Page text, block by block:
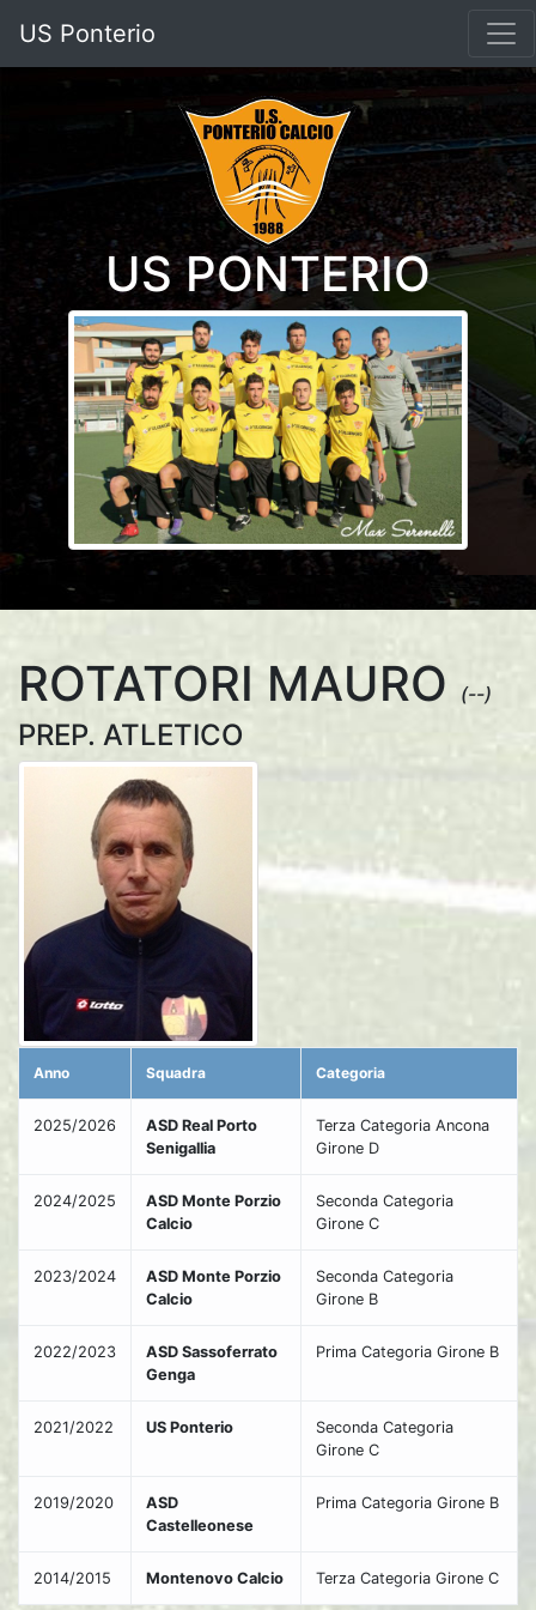
US Ponterio
US PONTERIO
ROTATORI MAURO (--)
PREP. ATLETICO
Anno Squadra Categoria
2025/2026
ASD Real Porto
Senigallia
Terza Categoria Ancona
Girone D
2024/2025
ASD Monte Porzio
Calcio
Seconda Categoria
Girone C
2023/2024
ASD Monte Porzio
Calcio
Seconda Categoria
Girone B
2022/2023
ASD Sassoferrato
Genga
Prima Categoria Girone B
2021/2022 US Ponterio
Seconda Categoria
Girone C
2019/2020
ASD
Castelleonese
Prima Categoria Girone B
2014/2015 Montenovo Calcio Terza Categoria Girone C